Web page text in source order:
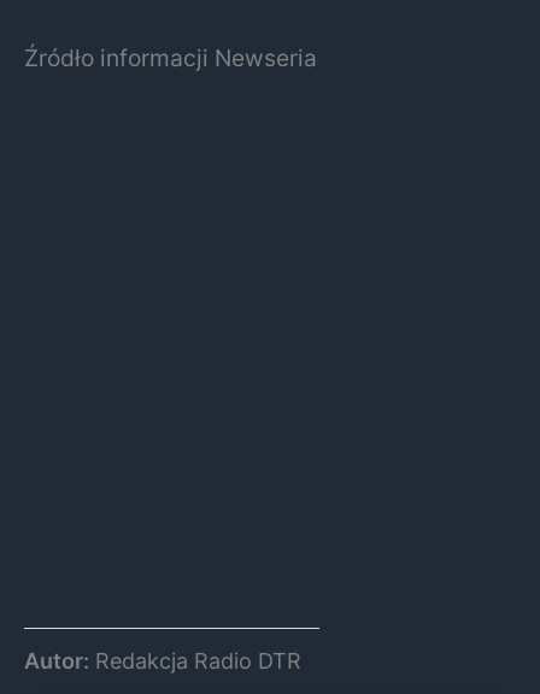
Źródło informacji Newseria
Autor: Redakcja Radio DTR